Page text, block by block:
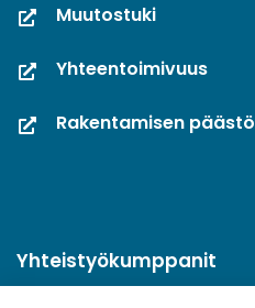
Muutostuki
Yhteentoimivuus
Rakentamisen
Yhteistyökumppanit